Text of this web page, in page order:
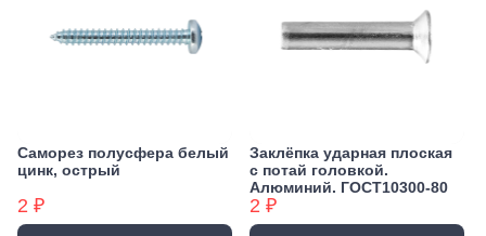
Саморез полусфера белый
цинк, острый
2 ₽
Заклёпка ударная плоская
с потай головкой.
Алюминий. ГОСТ10300-80
2 ₽